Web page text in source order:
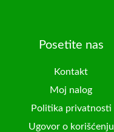
Posetite nas
Kontakt
Moj nalog
Politika privatnosti
Ugovor o korišćenju